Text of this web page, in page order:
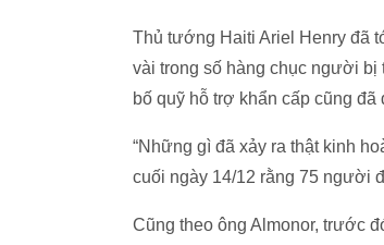
Thủ tướng Haiti Ariel Henry đã
vài trong số hàng chục người
bố quỹ hỗ trợ khẩn cấp cũng
“Những gì đã xảy ra thật kinh
cuối ngày 14/12 rằng 75 người
Cũng theo ông Almonor, trước